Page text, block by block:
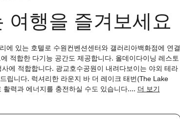
여행을 즐겨보세요
에 있는 호텔로 수원컨벤션센터와 갤러리아백화점에 연결
적합한 다기능 공간도 제공합니다. 올데이다이닝 레스토
에 적합합니다. 광교호수공원이 내려다보이는 야외 테라
립니다. 럭셔리한 라운지 바 더 레이크 태번(The Lake
력과 에너지를 충전하실 수도 있습니다.... 더 보기